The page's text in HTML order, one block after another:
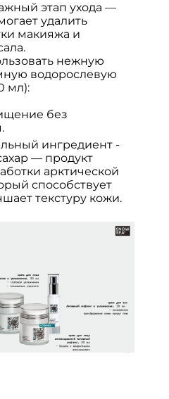
этап ухода —
удалить
макияжа и
нежную
водорослевую
мл):
без
ингредиент -
— продукт
арктической
способствует
текстуру кожи.